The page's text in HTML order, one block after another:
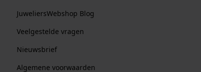
JuweliersWebshop Blog
Veelgestelde vragen
Nieuwsbrief
Algemene voorwaarden